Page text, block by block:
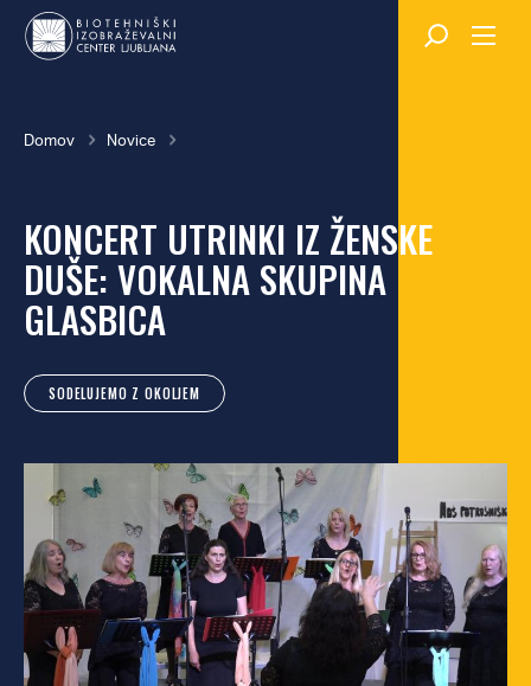
Skok
na
Breadcrumb
Domov Novice
KONCERT UTRINKI IZ ŽENSKE
DUŠE: VOKALNA SKUPINA
GLASBICA
SODELUJEMO Z OKOLJEM